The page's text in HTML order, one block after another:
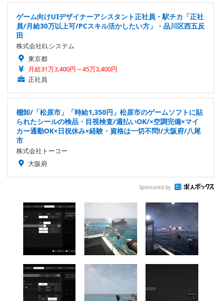
ゲーム向けUIデザイナーアシスタント正社員・駅チカ「正社
員/月給30万以上可/PCスキル活かしたい方」・品川区西五反
田
株式会社ELシステム
東京都
月給31万3,400円～45万3,400円
正社員
棚卸/「松原市」「時給1,350円」松原市のゲームソフトに貼
られたシールの検品・目視検査/週払いOK/×空調完備×マイ
カー通勤OK×日祝休み×経験・資格は一切不問!/大阪府/八尾
市
株式会社トーコー
大阪府
Sponsored by